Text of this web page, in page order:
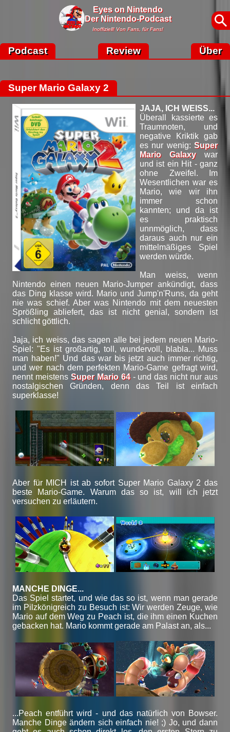
Eyes on Nintendo
Der Nintendo-Podcast
Inoffiziell! Von Fans, für Fans!
Podcast Review Über
Super Mario Galaxy 2
JAJA, ICH WEISS...
Überall kassierte es
Traumnoten, und
negative Kriktik gab
es nur wenig: Super
Mario Galaxywar
und ist ein Hit - ganz
ohne Zweifel. Im
Wesentlichen war es
Mario, wie wir ihn
immer schon
kannten; und da ist
es praktisch
unnmöglich, dass
daraus auch nur ein
mittelmäßiges Spiel
werden würde.
Man weiss, wenn
Nintendo einen neuen Mario-Jumper ankündigt, dass
das Ding klasse wird. Mario und Jump'n'Runs, da geht
nie was schief. Aber was Nintendo mit dem neuesten
Sprößling abliefert, das ist nicht genial, sondern ist
schlicht göttlich.
Jaja, ich weiss, das sagen alle bei jedem neuen Mario-
Spiel: "Es ist großartig, toll, wundervoll, blabla... Muss
man haben!" Und das war bis jetzt auch immer richtig,
und wer nach dem perfekten Mario-Game gefragt wird,
nennt meistens Super Mario 64- und das nicht nur aus
nostalgischen Gründen, denn das Teil ist einfach
superklasse!
Aber für MICH ist ab sofort Super Mario Galaxy 2 das
beste Mario-Game. Warum das so ist, will ich jetzt
versuchen zu erläutern.
MANCHE DINGE...
Das Spiel startet, und wie das so ist, wenn man gerade
im Pilzkönigreich zu Besuch ist: Wir werden Zeuge, wie
Mario auf dem Weg zu Peach ist, die ihm einen Kuchen
gebacken hat. Mario kommt gerade am Palast an, als...
...Peach entführt wird - und das natürlich von Bowser.
Manche Dinge ändern sich einfach nie! ;) Jo, und dann